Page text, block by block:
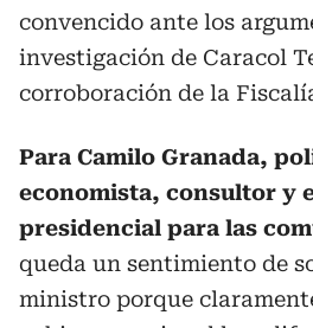
convencido ante los
investigación de Caracol
corroboración de la
Para Camilo Granada,
economista, consultor y
presidencial para las
queda un sentimiento de
ministro porque